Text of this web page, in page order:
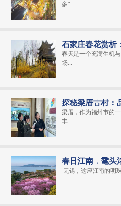
多“...
石家庄春花赏析
春天是一个充满生机
场...
探秘梁厝古村：
梁厝，作为福州市的
丰...
春日江南，鼋头
无锡，这座江南的明